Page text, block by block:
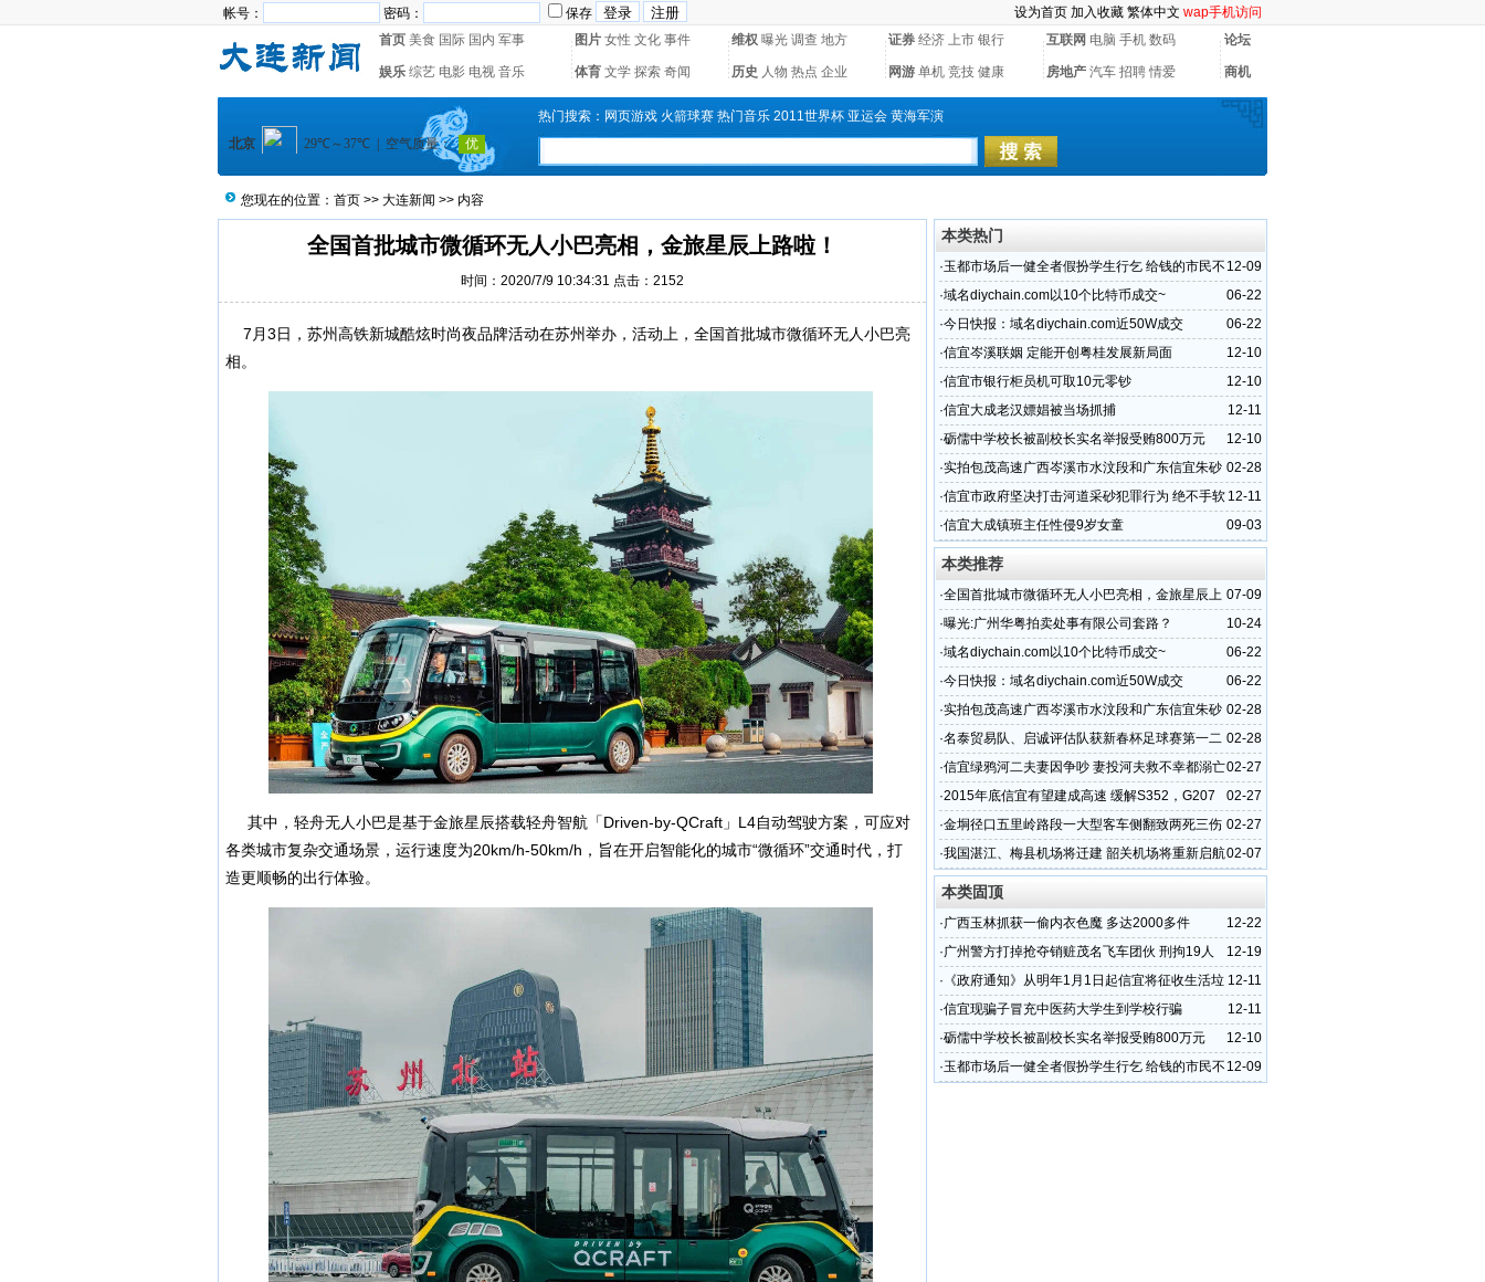
帐号： 密码： 保存 设为首页 加入收藏 繁体中文 wap手机访问
首页 美食 国际 国内 军事 图片 女性 文化 事件 维权 曝光 调查 地方 证券 经济 上市 银行 互联网 电脑 手机 数码 论坛
娱乐 综艺 电影 电视 音乐 体育 文学 探索 奇闻 历史 人物 热点 企业 网游 单机 竞技 健康 房地产 汽车 招聘 情爱 商机
热门搜索： 网页游戏 火箭球赛 热门音乐 2011世界杯 亚运会 黄海军演
您现在的位置： 首页 >> 大连新闻 >> 内容
全国首批城市微循环无人小巴亮相，金旅星辰上路啦！
时间：2020/7/9 10:34:31 点击：2152
7月3日，苏州高铁新城酷炫时尚夜品牌活动在苏州举办，活动上，全国首批城市微循环无人小巴亮
相。
其中，轻舟无人小巴是基于金旅星辰搭载轻舟智航「Driven-by-QCraft」L4自动驾驶方案，可应对
各类城市复杂交通场景，运行速度为20km/h-50km/h，旨在开启智能化的城市“微循环”交通时代，打
造更顺畅的出行体验。
本类热门
12-09
·玉都市场后一健全者假扮学生行乞 给钱的市民不
少
06-22
·域名diychain.com以10个比特币成交~
06-22
·今日快报：域名diychain.com近50W成交
12-10
·信宜岑溪联姻 定能开创粤桂发展新局面
12-10
·信宜市银行柜员机可取10元零钞
12-11
·信宜大成老汉嫖娼被当场抓捕
12-10
·砺儒中学校长被副校长实名举报受贿800万元
02-28
·实拍包茂高速广西岑溪市水汶段和广东信宜朱砂
段的现状
12-11
·信宜市政府坚决打击河道采砂犯罪行为 绝不手软
09-03
·信宜大成镇班主任性侵9岁女童
本类推荐
07-09
·全国首批城市微循环无人小巴亮相，金旅星辰上
路啦！
10-24
·曝光:广州华粤拍卖处事有限公司套路？
06-22
·域名diychain.com以10个比特币成交~
06-22
·今日快报：域名diychain.com近50W成交
02-28
·实拍包茂高速广西岑溪市水汶段和广东信宜朱砂
段的现状
02-28
·名泰贸易队、启诚评估队获新春杯足球赛第一二
名
02-27
·信宜绿鸦河二夫妻因争吵 妻投河夫救不幸都溺亡
02-27
·2015年底信宜有望建成高速 缓解S352，G207
的交通压
02-27
·金垌径口五里岭路段一大型客车侧翻致两死三伤
02-07
·我国湛江、梅县机场将迁建 韶关机场将重新启航
本类固顶
12-22
·广西玉林抓获一偷内衣色魔 多达2000多件
12-19
·广州警方打掉抢夺销赃茂名飞车团伙 刑拘19人
12-11
· 《政府通知》从明年1月1日起信宜将征收生活垃
圾处理费
12-11
·信宜现骗子冒充中医药大学生到学校行骗
12-10
·砺儒中学校长被副校长实名举报受贿800万元
12-09
·玉都市场后一健全者假扮学生行乞 给钱的市民不